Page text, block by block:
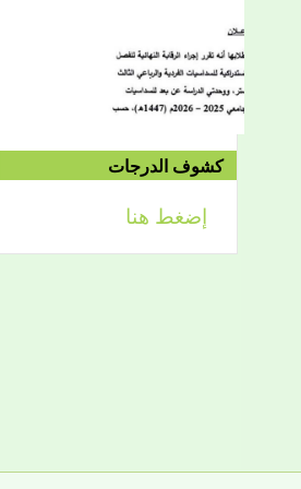
الدورة الاستدراكية الثانية:
الثلاثاء 09/08 وحتى
1442/09/12هـ
الموافق 04/20 حتى
2021/04/24م
إعلان
لائحة توجيه وزارة الشؤون
كشوف الدرجات
إضغط هنا